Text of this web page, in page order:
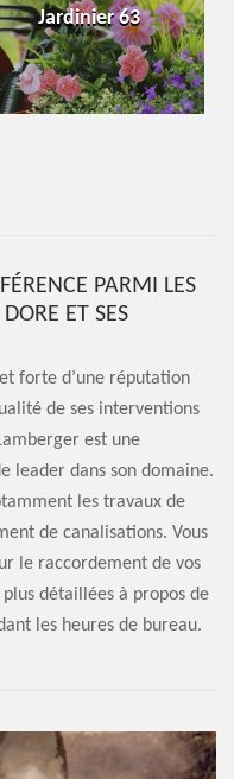
Jardinier 63
PARMI LES
ET SES
forte d’une réputation
de ses interventions
est une
leader dans son domaine.
les travaux de
de canalisations. Vous
le raccordement de vos
détaillées à propos de
les heures de bureau.